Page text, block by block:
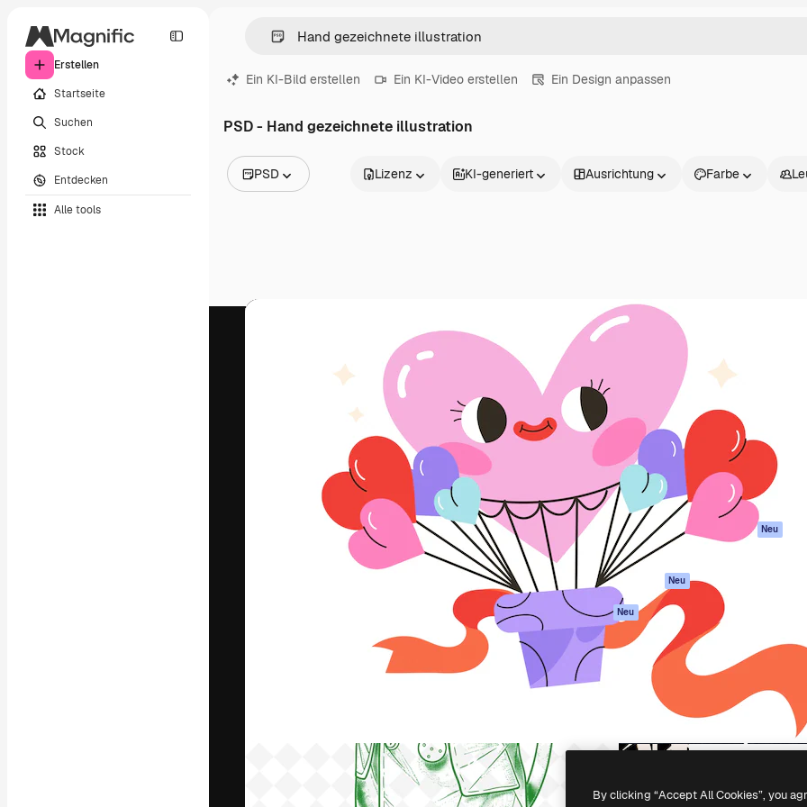
Erstellen
Startseite
Suchen
Stock
Entdecken
Alle tools
Ein KI-Bild erstellen Ein KI-Video erstellen Ein Design anpassen
PSD - Hand gezeichnete illustration
PSD
Videos
Lizenz KI-generiert Ausrichtung Farbe
Die kreative Plattform, um deine beste
Arbeit zu verwirklichen. Mehr als 1 Million
Abonnenten unter Kreativen, Unternehmen,
Agenturen und Studios.
Deutsch
Produkte
Spaces
KI-Assistent
KI-Bildgenerator
KI-Videogenerator
KI-
Stimmengenerator
Stock-Inhalte
MCP für
Claude/ChatGPT
Neu
Agenten Neu
API
Mobile App
Alle Magnific-Tools
Loslegen
Academy
Dokumentation
Support
AGB
Originale Neu
Partner
Unternehmen
By clicking “Accept All Cookies”, you